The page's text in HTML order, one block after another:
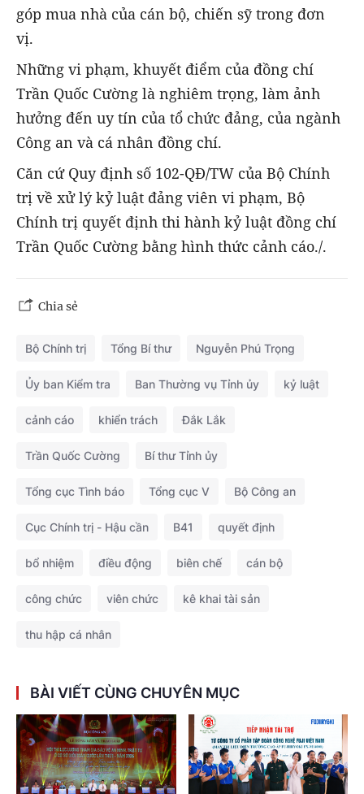
góp mua nhà của cán bộ, chiến sỹ trong đơn
vị.
Những vi phạm, khuyết điểm của đồng chí
Trần Quốc Cường là nghiêm trọng, làm ảnh
hưởng đến uy tín của tổ chức đảng, của ngành
Công an và cá nhân đồng chí.
Căn cứ Quy định số 102-QĐ/TW của Bộ Chính
trị về xử lý kỷ luật đảng viên vi phạm, Bộ
Chính trị quyết định thi hành kỷ luật đồng chí
Trần Quốc Cường bằng hình thức cảnh cáo./.
Chia sẻ
Bộ Chính trị Tổng Bí thư Nguyễn Phú Trọng
Ủy ban Kiểm tra Ban Thường vụ Tỉnh ủy kỷ luật
cảnh cáo khiển trách Đắk Lắk
Trần Quốc Cường Bí thư Tỉnh ủy
Tổng cục Tình báo Tổng cục V Bộ Công an
Cục Chính trị - Hậu cần B41 quyết định
bổ nhiệm điều động biên chế cán bộ
công chức viên chức kê khai tài sản
thu hập cá nhân
BÀI VIẾT CÙNG CHUYÊN MỤC